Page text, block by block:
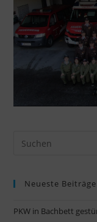
Neueste Beiträge
PKW in Bachbett